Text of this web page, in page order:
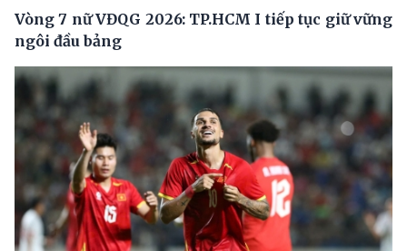
Vòng 7 nữ VĐQG 2026: TP.HCM I tiếp tục giữ vững
ngôi đầu bảng